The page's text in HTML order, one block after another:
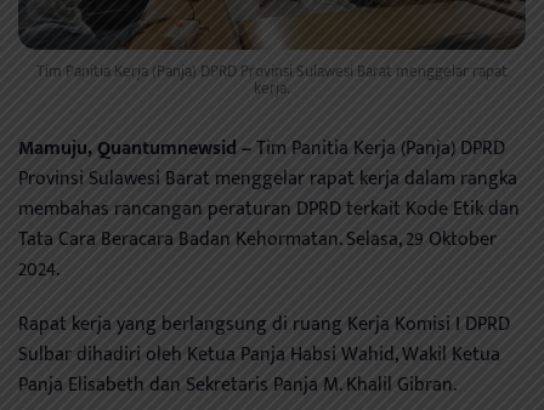
Tim Panitia Kerja (Panja) DPRD Provinsi Sulawesi Barat menggelar rapat
kerja.
Mamuju, Quantumnewsid –Tim Panitia Kerja (Panja) DPRD
Provinsi Sulawesi Barat menggelar rapat kerja dalam rangka
membahas rancangan peraturan DPRD terkait Kode Etik dan
Tata Cara Beracara Badan Kehormatan. Selasa, 29 Oktober
2024.
Rapat kerja yang berlangsung di ruang Kerja Komisi I DPRD
Sulbar dihadiri oleh Ketua Panja Habsi Wahid, Wakil Ketua
Panja Elisabeth dan Sekretaris Panja M. Khalil Gibran.